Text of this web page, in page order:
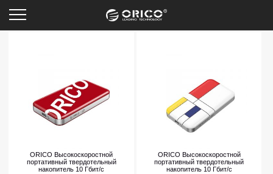
PSSD
ORICO Высокоскоростной
портативный твердотельный
накопитель 10 Гбит/с
ORICO Высокоскоростной
портативный твердотельный
накопитель 10 Гбит/с